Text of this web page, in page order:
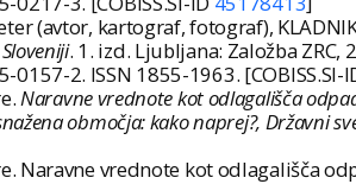
(avtor, kartograf, fotograf),
. 1. izd. Ljubljana: Založba
0157-2. ISSN 1855-1963. [COBISS.SI-
Naravne vrednote kot odlagališča
območja: kako naprej?, Državni
Naravne vrednote kot odlagališča